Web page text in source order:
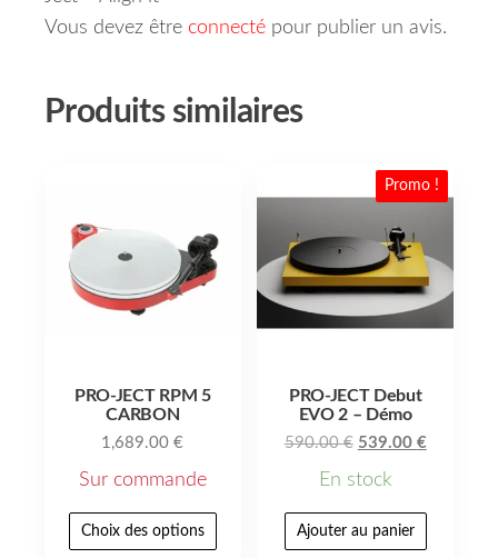
Vous devez être connecté pour publier un avis.
Produits similaires
PRO-JECT RPM 5
CARBON
1,689.00€
Sur commande
Choix des options
Promo !
PRO-JECT Debut
EVO 2 – Démo
590.00€ 539.00 €
En stock
Ajouter au panier